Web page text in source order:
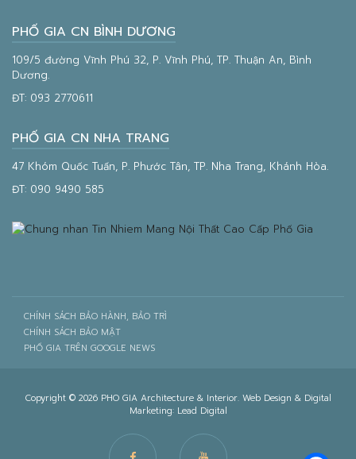
PHỐ GIA CN BÌNH DƯƠNG
109/5 đường Vĩnh Phú 32, P. Vĩnh Phú, TP. Thuận An, Bình
Dương.
ĐT: 093 2770611
PHỐ GIA CN NHA TRANG
47 Khóm Quốc Tuấn, P. Phước Tân, TP. Nha Trang, Khánh Hòa.
ĐT: 090 9490 585
CHÍNH SÁCH BẢO HÀNH, BẢO TRÌ
CHÍNH SÁCH BẢO MẬT
PHỐ GIA TRÊN GOOGLE NEWS
Copyright © 2026 PHO GIA Architecture & Interior. Web Design & Digital
Marketing: Lead Digital